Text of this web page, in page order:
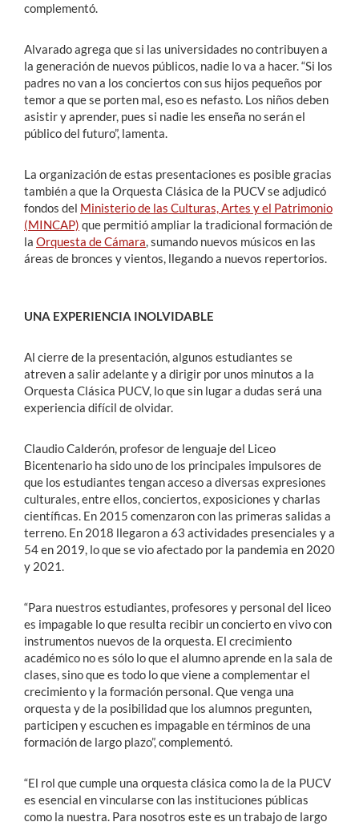
complementó.
Alvarado agrega que si las universidades no contribuyen a
la generación de nuevos públicos, nadie lo va a hacer. “Si los
padres no van a los conciertos con sus hijos pequeños por
temor a que se porten mal, eso es nefasto. Los niños deben
asistir y aprender, pues si nadie les enseña no serán el
público del futuro”, lamenta.
La organización de estas presentaciones es posible gracias
también a que la Orquesta Clásica de la PUCV se adjudicó
fondos del Ministerio de las Culturas, Artes y el Patrimonio
(MINCAP) que permitió ampliar la tradicional formación de
la Orquesta de Cámara, sumando nuevos músicos en las
áreas de bronces y vientos, llegando a nuevos repertorios.
UNA EXPERIENCIA INOLVIDABLE
Al cierre de la presentación, algunos estudiantes se
atreven a salir adelante y a dirigir por unos minutos a la
Orquesta Clásica PUCV, lo que sin lugar a dudas será una
experiencia difícil de olvidar.
Claudio Calderón, profesor de lenguaje del Liceo
Bicentenario ha sido uno de los principales impulsores de
que los estudiantes tengan acceso a diversas expresiones
culturales, entre ellos, conciertos, exposiciones y charlas
científicas. En 2015 comenzaron con las primeras salidas a
terreno. En 2018 llegaron a 63 actividades presenciales y a
54 en 2019, lo que se vio afectado por la pandemia en 2020
y 2021.
“Para nuestros estudiantes, profesores y personal del liceo
es impagable lo que resulta recibir un concierto en vivo con
instrumentos nuevos de la orquesta. El crecimiento
académico no es sólo lo que el alumno aprende en la sala de
clases, sino que es todo lo que viene a complementar el
crecimiento y la formación personal. Que venga una
orquesta y de la posibilidad que los alumnos pregunten,
participen y escuchen es impagable en términos de una
formación de largo plazo”, complementó.
“El rol que cumple una orquesta clásica como la de la PUCV
es esencial en vincularse con las instituciones públicas
como la nuestra. Para nosotros este es un trabajo de largo